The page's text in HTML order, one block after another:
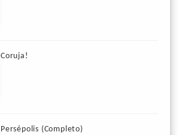
Coruja!
Persépolis (Completo)